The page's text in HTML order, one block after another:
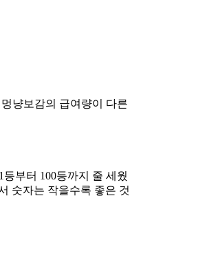
냥보감의 급여량이 다른
부터 100등까지 줄 세웠
숫자는 작을수록 좋은 것